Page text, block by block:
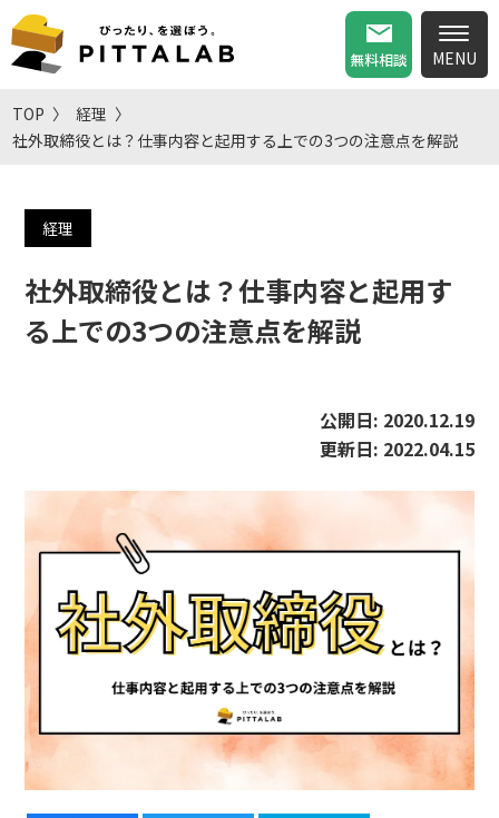
無料相談
TOP
経理
社外取締役とは？仕事内容と起用する上での3つの注意点を解説
経理
社外取締役とは？仕事内容と起用す
る上での3つの注意点を解説
公開日: 2020.12.19
更新日: 2022.04.15